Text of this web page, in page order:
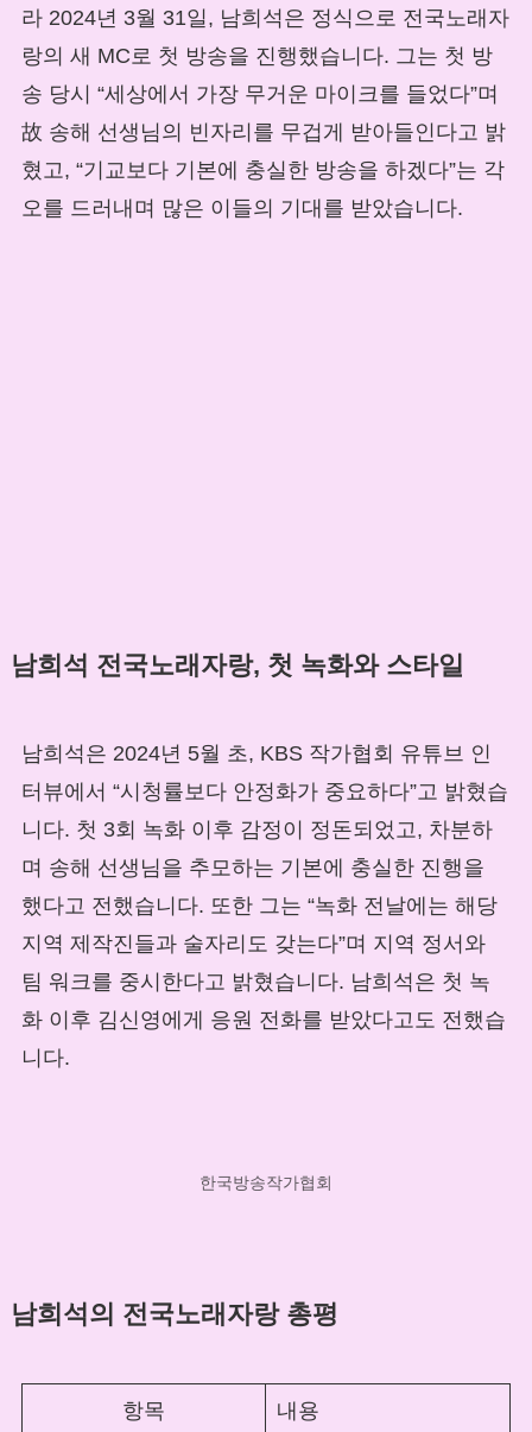
라 2024년 3월 31일, 남희석은 정식으로 전국노래자
랑의 새 MC로 첫 방송을 진행했습니다. 그는 첫 방
송 당시 “세상에서 가장 무거운 마이크를 들었다”며
故 송해 선생님의 빈자리를 무겁게 받아들인다고 밝
혔고, “기교보다 기본에 충실한 방송을 하겠다”는 각
오를 드러내며 많은 이들의 기대를 받았습니다.
남희석 전국노래자랑, 첫 녹화와 스타일
남희석은 2024년 5월 초, KBS 작가협회 유튜브 인
터뷰에서 “시청률보다 안정화가 중요하다”고 밝혔습
니다. 첫 3회 녹화 이후 감정이 정돈되었고, 차분하
며 송해 선생님을 추모하는 기본에 충실한 진행을
했다고 전했습니다. 또한 그는 “녹화 전날에는 해당
지역 제작진들과 술자리도 갖는다”며 지역 정서와
팀 워크를 중시한다고 밝혔습니다. 남희석은 첫 녹
화 이후 김신영에게 응원 전화를 받았다고도 전했습
니다.
한국방송작가협회
남희석의 전국노래자랑 총평
항목 내용